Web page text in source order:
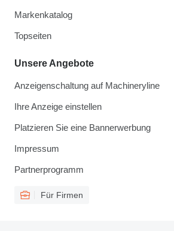
Markenkatalog
Topseiten
Unsere Angebote
Anzeigenschaltung auf Machineryline
Ihre Anzeige einstellen
Platzieren Sie eine Bannerwerbung
Impressum
Partnerprogramm
Für Firmen